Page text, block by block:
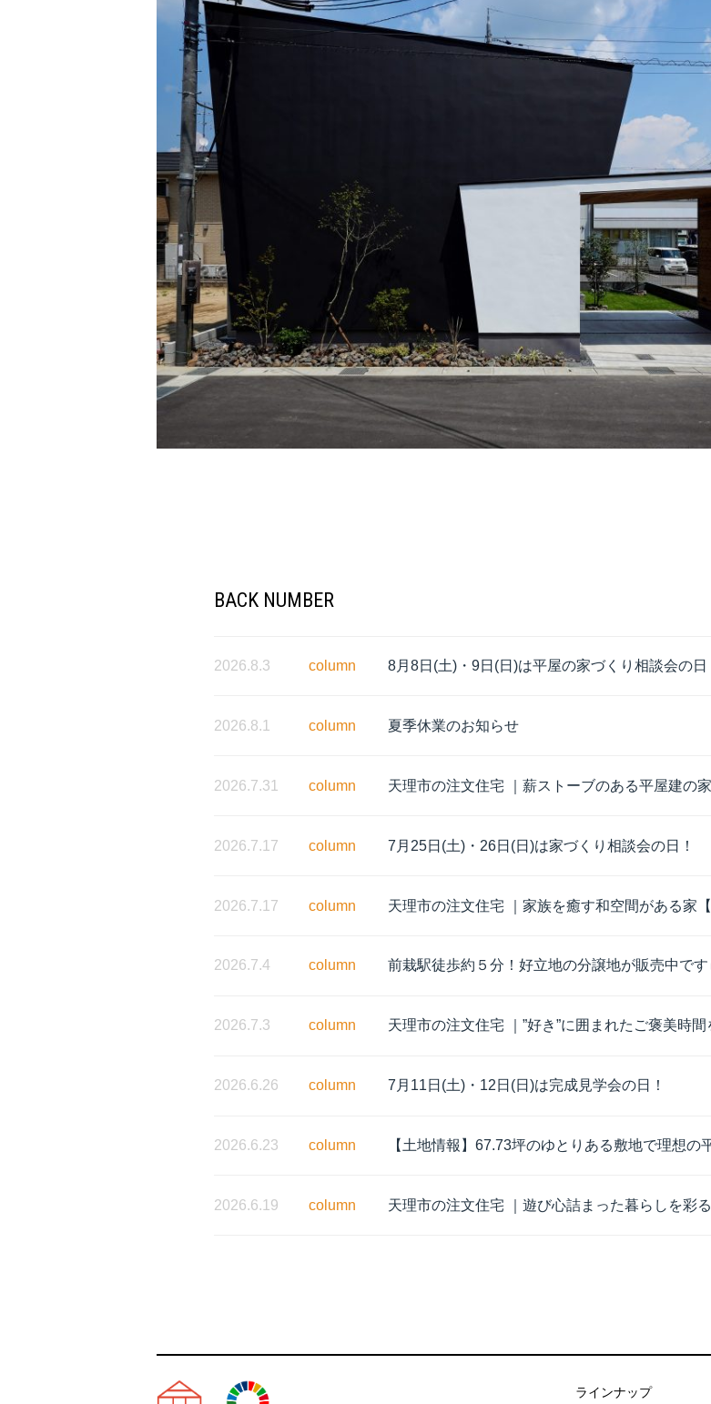
BACK NUMBER
2026.8.3 column 8月8日(土)・9日(日)は平屋の家づくり相談会の日
2026.8.1 column 夏季休業のお知らせ
2026.7.31 column 天理市の注文住宅 ｜薪ストーブのある平屋建の
2026.7.17 column 7月25日(土)・26日(日)は家づくり相談会の日！
2026.7.17 column 天理市の注文住宅 ｜家族を癒す和空間がある家
2026.7.4 column 前栽駅徒歩約５分！好立地の分譲地が販売中です
2026.7.3 column 天理市の注文住宅 ｜”好き”に囲まれたご褒美時
2026.6.26 column 7月11日(土)・12日(日)は完成見学会の日！
2026.6.23 column 【土地情報】67.73坪のゆとりある敷地で理想の
2026.6.19 column 天理市の注文住宅 ｜遊び心詰まった暮らしを彩
天理市の注文住宅は株式会社あおぞらホーム ラインナップ